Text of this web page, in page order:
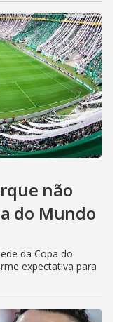
não
do Mundo
da Copa do
expectativa para